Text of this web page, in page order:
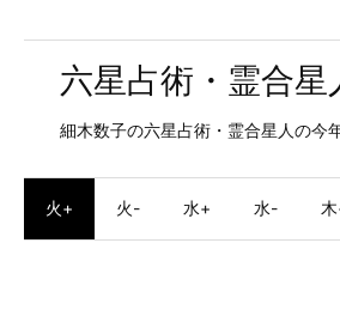
六星占術・霊合星
細木数子の六星占術・霊合星人の今
火+ 火- 水+ 水-